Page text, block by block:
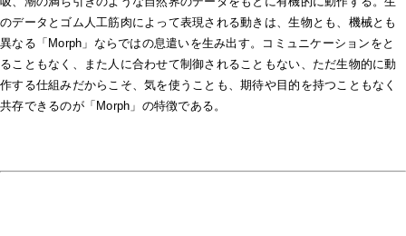
のデータとゴム人工筋肉によって表現される動きは、生物とも、機械とも
異なる「Morph」ならではの息遣いを生み出す。コミュニケーションをと
ることもなく、また人に合わせて制御されることもない、ただ生物的に動
作する仕組みだからこそ、気を使うことも、期待や目的を持つこともなく
共存できるのが「Morph」の特徴である。